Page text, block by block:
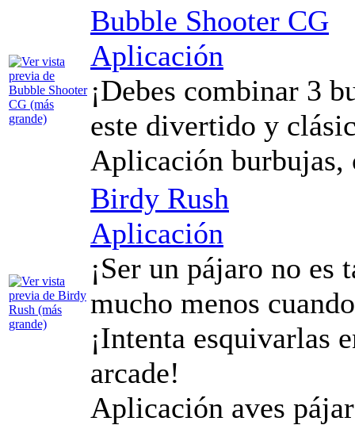
Bubble Shooter CG
Aplicación
¡Debes combinar 3
este divertido y
Aplicación burbujas,
Birdy Rush
Aplicación
¡Ser un pájaro no
mucho menos
¡Intenta esquivarlas
arcade!
Aplicación aves